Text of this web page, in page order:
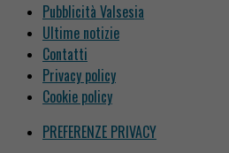
Pubblicità Valsesia
Ultime notizie
Contatti
Privacy policy
Cookie policy
PREFERENZE PRIVACY